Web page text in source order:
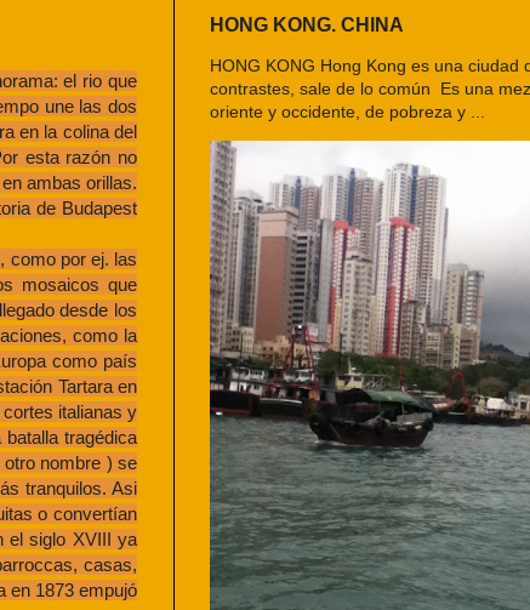
el rio que
une las dos
en la colina del
esta razón no
ambas orillas.
de Budapest
como por ej. las
mosaicos que
desde los
como la
como país
Tartara en
italianas y
tragédica
nombre ) se
tranquilos. Asi
o convertían
el siglo XVIII ya
casas,
en 1873 empujó
HONG KONG. CHINA
HONG KONG Hong Kong es una ciudad
contrastes, sale de lo común Es una
oriente y occidente, de pobreza y ...